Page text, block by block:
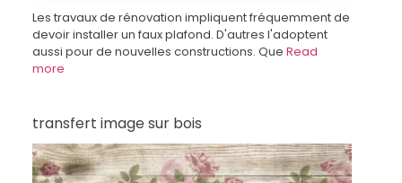
Les travaux de rénovation impliquent fréquemment de
devoir installer un faux plafond. D'autres l'adoptent
aussi pour de nouvelles constructions. Que Read
more
transfert image sur bois